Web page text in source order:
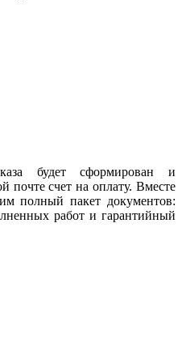
будет сформирован и
почте счет на оплату. Вместе
полный пакет документов:
работ и гарантийный